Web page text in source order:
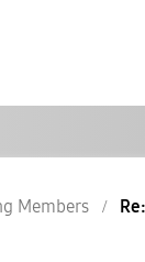
Members